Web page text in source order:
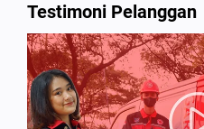
Testimoni Pelanggan